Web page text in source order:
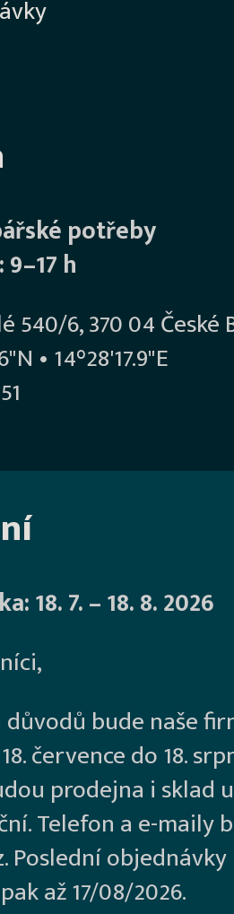
potřeby
h
540/6, 370 04 České
• 14°28'17.9"E
18. 7. – 18. 8. 2026
bude naše
července do 18.
prodejna i sklad
Telefon a e-maily
Poslední
až 17/08/2026.